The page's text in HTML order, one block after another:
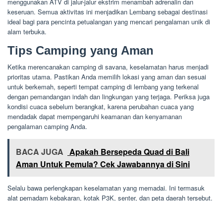
keseruan. Semua aktivitas ini menjadikan Lembang sebagai destinasi
ideal bagi para pencinta petualangan yang mencari pengalaman unik di
alam terbuka.
Tips Camping yang Aman
Ketika merencanakan camping di savana, keselamatan harus menjadi
prioritas utama. Pastikan Anda memilih lokasi yang aman dan sesuai
untuk berkemah, seperti tempat camping di lembang yang terkenal
dengan pemandangan indah dan lingkungan yang terjaga. Periksa juga
kondisi cuaca sebelum berangkat, karena perubahan cuaca yang
mendadak dapat mempengaruhi keamanan dan kenyamanan
pengalaman camping Anda.
BACA JUGA Apakah Bersepeda Quad di Bali
Aman Untuk Pemula? Cek Jawabannya di Sini
Selalu bawa perlengkapan keselamatan yang memadai. Ini termasuk
alat pemadam kebakaran, kotak P3K, senter, dan peta daerah tersebut.